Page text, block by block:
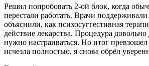
Решил попробовать 2-ой блок, когда
перестали работать. Врачи
объяснили, как психосуггестивная
действие лекарства. Процедура
нужно настраиваться. Но итог
исчезла полностью, я снова обрёл